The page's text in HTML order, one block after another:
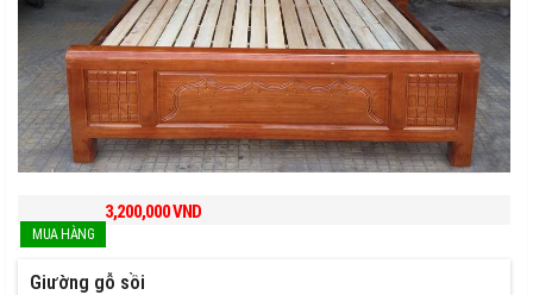
3,200,000VND
Giường gỗ sồi